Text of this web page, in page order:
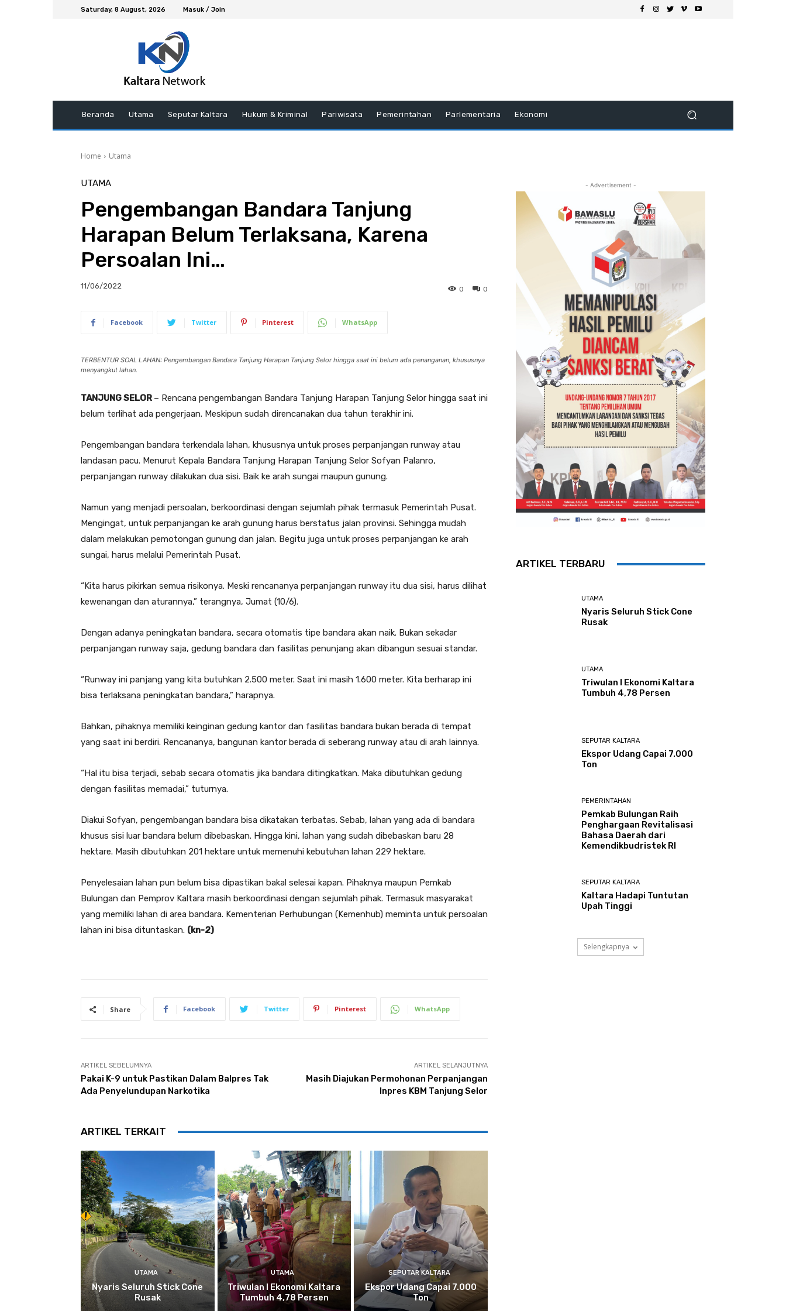
Saturday, 8 August, 2026 Masuk / Join
Beranda Utama Seputar Kaltara Hukum & Kriminal Pariwisata Pemerintahan Parlementaria Ekonomi
Home Utama
UTAMA
Pengembangan Bandara Tanjung
Harapan Belum Terlaksana, Karena
Persoalan Ini…
11/06/2022 0
0
Facebook Twitter Pinterest WhatsApp
TERBENTUR SOAL LAHAN: Pengembangan Bandara Tanjung Harapan Tanjung Selor hingga saat ini belum ada penanganan, khususnya
menyangkut lahan.
TANJUNG SELOR – Rencana pengembangan Bandara Tanjung Harapan Tanjung Selor hingga saat ini
belum terlihat ada pengerjaan. Meskipun sudah direncanakan dua tahun terakhir ini.
Pengembangan bandara terkendala lahan, khususnya untuk proses perpanjangan runway atau
landasan pacu. Menurut Kepala Bandara Tanjung Harapan Tanjung Selor Sofyan Palanro,
perpanjangan runway dilakukan dua sisi. Baik ke arah sungai maupun gunung.
Namun yang menjadi persoalan, berkoordinasi dengan sejumlah pihak termasuk Pemerintah Pusat.
Mengingat, untuk perpanjangan ke arah gunung harus berstatus jalan provinsi. Sehingga mudah
dalam melakukan pemotongan gunung dan jalan. Begitu juga untuk proses perpanjangan ke arah
sungai, harus melalui Pemerintah Pusat.
“Kita harus pikirkan semua risikonya. Meski rencananya perpanjangan runway itu dua sisi, harus dilihat
kewenangan dan aturannya,” terangnya, Jumat (10/6).
Dengan adanya peningkatan bandara, secara otomatis tipe bandara akan naik. Bukan sekadar
perpanjangan runway saja, gedung bandara dan fasilitas penunjang akan dibangun sesuai standar.
“Runway ini panjang yang kita butuhkan 2.500 meter. Saat ini masih 1.600 meter. Kita berharap ini
bisa terlaksana peningkatan bandara,” harapnya.
Bahkan, pihaknya memiliki keinginan gedung kantor dan fasilitas bandara bukan berada di tempat
yang saat ini berdiri. Rencananya, bangunan kantor berada di seberang runway atau di arah lainnya.
“Hal itu bisa terjadi, sebab secara otomatis jika bandara ditingkatkan. Maka dibutuhkan gedung
dengan fasilitas memadai,” tuturnya.
Diakui Sofyan, pengembangan bandara bisa dikatakan terbatas. Sebab, lahan yang ada di bandara
khusus sisi luar bandara belum dibebaskan. Hingga kini, lahan yang sudah dibebaskan baru 28
hektare. Masih dibutuhkan 201 hektare untuk memenuhi kebutuhan lahan 229 hektare.
Penyelesaian lahan pun belum bisa dipastikan bakal selesai kapan. Pihaknya maupun Pemkab
Bulungan dan Pemprov Kaltara masih berkoordinasi dengan sejumlah pihak. Termasuk masyarakat
yang memiliki lahan di area bandara. Kementerian Perhubungan (Kemenhub) meminta untuk persoalan
lahan ini bisa dituntaskan. (kn-2)
Share Facebook Twitter Pinterest WhatsApp
ARTIKEL SEBELUMNYA
Pakai K-9 untuk Pastikan Dalam Balpres Tak
Ada Penyelundupan Narkotika
ARTIKEL SELANJUTNYA
Masih Diajukan Permohonan Perpanjangan
Inpres KBM Tanjung Selor
ARTIKEL TERKAIT
UTAMA
Nyaris Seluruh Stick Cone
Rusak
UTAMA
Triwulan I Ekonomi Kaltara
Tumbuh 4,78 Persen
SEPUTAR KALTARA
Ekspor Udang Capai 7.000
Ton
- Advertisement -
ARTIKEL TERBARU
UTAMA
Nyaris Seluruh Stick Cone
Rusak
UTAMA
Triwulan I Ekonomi Kaltara
Tumbuh 4,78 Persen
SEPUTAR KALTARA
Ekspor Udang Capai 7.000
Ton
PEMERINTAHAN
Pemkab Bulungan Raih
Penghargaan Revitalisasi
Bahasa Daerah dari
Kemendikbudristek RI
SEPUTAR KALTARA
Kaltara Hadapi Tuntutan
Upah Tinggi
Selengkapnya